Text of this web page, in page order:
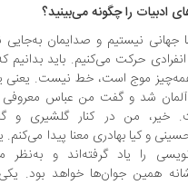
را چگونه می‌بینید؟
نیستیم و صدایمان به‌جایی
می‌کنیم. باید بدانیم که لااقل
موج است، خط نیست. یعنی یک
شد و گفت من عباس معروفی
من در کنار گلشیری و
بهادری معنا پیدا می‌کنم. یا
یاد گرفته‌اند و به‌نظر من
جوان‌ها خواهد بود. یکی دیگر از